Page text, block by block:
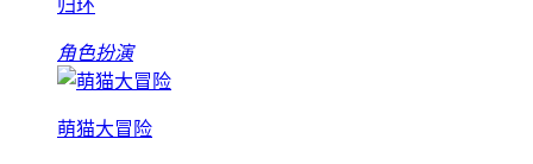
归环
角色扮演
萌猫大冒险